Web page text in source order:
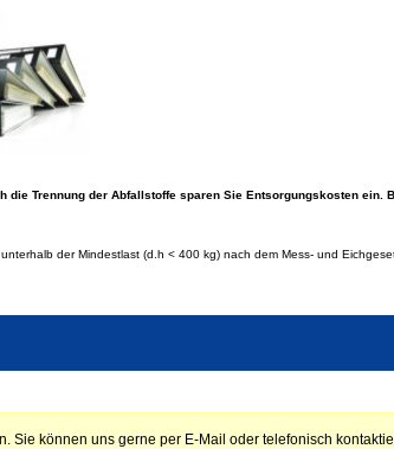
Trennung der Abfallstoffe sparen Sie Entsorgungskosten ein.
der Mindestlast (d.h < 400 kg) nach dem Mess- und
können uns gerne per E-Mail oder telefonisch